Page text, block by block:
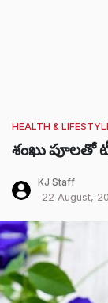
HEALTH &
శంఖు పూలతో
KJ Staff
22 August,